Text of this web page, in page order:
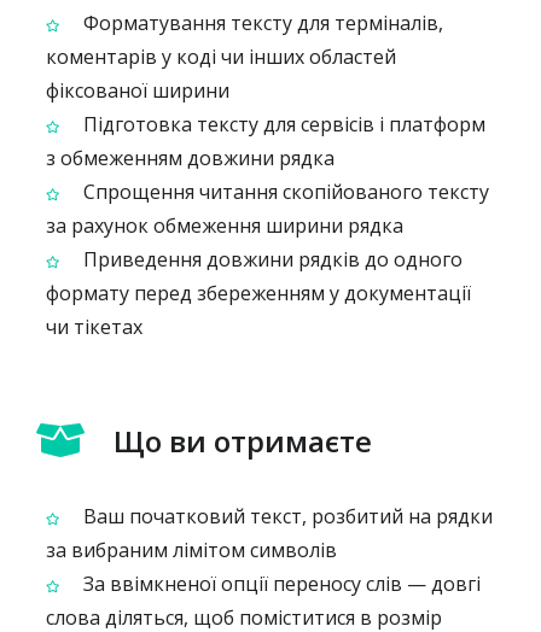
Форматування тексту для терміналів,
коментарів у коді чи інших областей
фіксованої ширини
Підготовка тексту для сервісів і платформ
з обмеженням довжини рядка
Спрощення читання скопійованого тексту
за рахунок обмеження ширини рядка
Приведення довжини рядків до одного
формату перед збереженням у документації
чи тікетах
Що ви отримаєте
Ваш початковий текст, розбитий на рядки
за вибраним лімітом символів
За ввімкненої опції переносу слів — довгі
слова діляться, щоб поміститися в розмір